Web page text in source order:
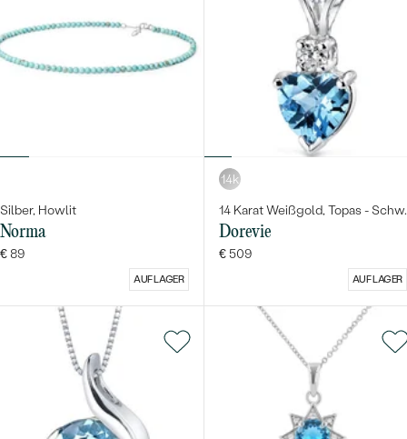
Silber, Howlit
Norma
€ 89
AUF LAGER
14k
14 Karat Weißgold, Topas - Schw.
Dorevie
€ 509
AUF LAGER